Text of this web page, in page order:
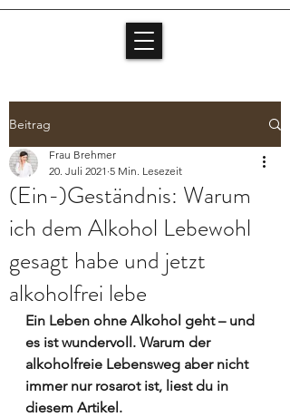
Beitrag
(Ein-)Geständnis: Warum
ich dem Alkohol Lebewohl
gesagt habe und jetzt
alkoholfrei lebe
Frau Brehmer
20. Juli 2021 5 Min. Lesezeit
Ein Leben ohne Alkohol geht – und
es ist wundervoll. Warum der
alkoholfreie Lebensweg aber nicht
immer nur rosarot ist, liest du in
diesem Artikel.